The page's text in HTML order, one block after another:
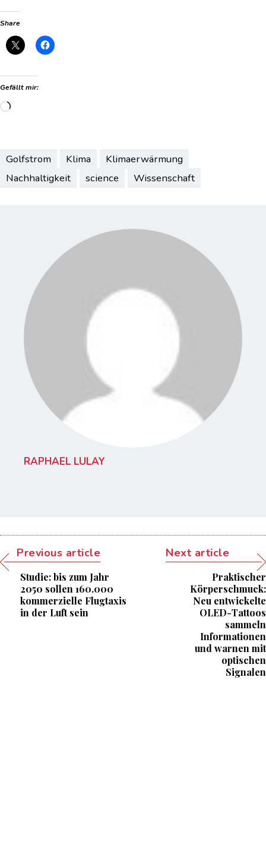
Share
Gefällt mir:
Wird
Golfstrom Klima
Klimaerwärmung
Nachhaltigkeit
science Wissenschaft
RAPHAEL LULAY
Previous article
Studie: bis zum Jahr
2050 sollen 160.000
kommerzielle Flugtaxis
in der Luft sein
Next article
Praktischer
Körperschmuck:
Neu entwickelte
OLED-Tattoos
sammeln
Informationen
und warnen mit
optischen
Signalen